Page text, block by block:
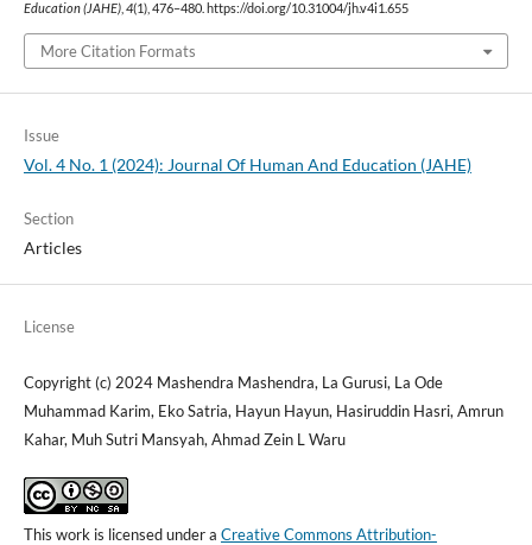
Education (JAHE), 4(1), 476–480. https://doi.org/10.31004/jh.v4i1.655
More Citation Formats
Issue
Vol. 4 No. 1 (2024): Journal Of Human And Education (JAHE)
Section
Articles
License
Copyright (c) 2024 Mashendra Mashendra, La Gurusi, La Ode
Muhammad Karim, Eko Satria, Hayun Hayun, Hasiruddin Hasri, Amrun
Kahar, Muh Sutri Mansyah, Ahmad Zein L Waru
This work is licensed under a Creative Commons Attribution-